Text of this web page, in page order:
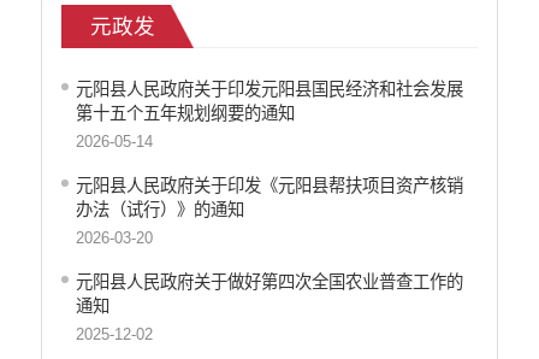
元政发
元阳县人民政府关于印发元阳县国民经济和社会发展
第十五个五年规划纲要的通知
2026-05-14
元阳县人民政府关于印发《元阳县帮扶项目资产核销
办法（试行）》的通知
2026-03-20
元阳县人民政府关于做好第四次全国农业普查工作的
通知
2025-12-02